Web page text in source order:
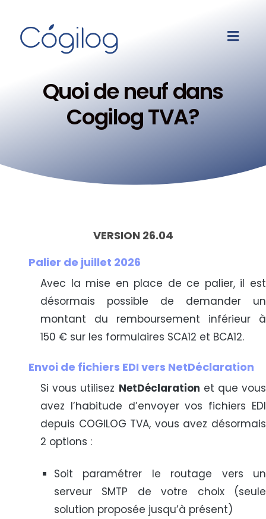
Quoi de neuf dans
Cogilog TVA?
VERSION 26.04
Palier de juillet 2026
Avec la mise en place de ce palier, il est
désormais possible de demander un
montant du remboursement inférieur à
150 € sur les formulaires SCA12 et BCA12.
Envoi de fichiers EDI vers NetDéclaration
Si vous utilisez NetDéclaration et que vous
avez l’habitude d’envoyer vos fichiers EDI
depuis COGILOG TVA, vous avez désormais
2 options :
Soit paramétrer le routage vers un
serveur SMTP de votre choix (seule
solution proposée jusqu’à présent)